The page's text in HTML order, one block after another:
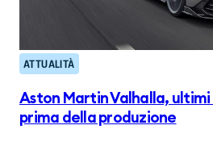
ATTUALITÀ
Aston Martin Valhalla,
prima della produzione